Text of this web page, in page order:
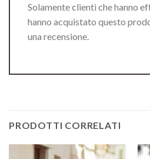
Solamente clienti che hanno
hanno acquistato questo
una recensione.
PRODOTTI CORRELATI